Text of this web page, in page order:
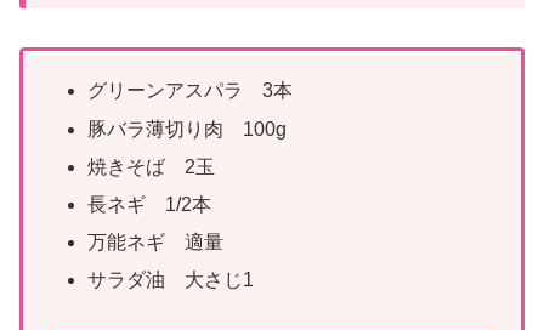
グリーンアスパラ 3本
豚バラ薄切り肉 100g
焼きそば 2玉
長ネギ 1/2本
万能ネギ 適量
サラダ油 大さじ1